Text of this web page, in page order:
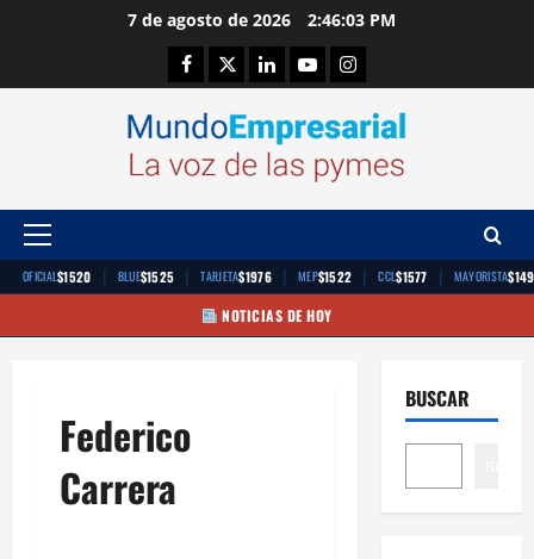
7 de agosto de 2026 2:46:04 PM
Facebook
TwitterLinkedinYoutubeInstagram
Menú
principal
OFICIAL$1520 | BLUE$1525 | TARJETA$1976 | MEP$1522 | CCL$1577 | MAYORISTA
NOTICIAS DE HOY
Federico
Carrera
BUSCAR